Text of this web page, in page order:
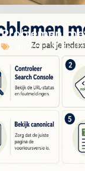
Problemen
Internet